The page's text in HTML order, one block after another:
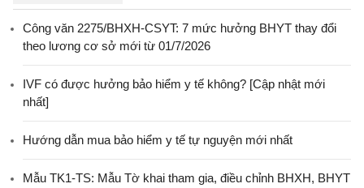
Công văn 2275/BHXH-CSYT: 7 mức hưởng BHYT thay đổi
theo lương cơ sở mới từ 01/7/2026
IVF có được hưởng bảo hiểm y tế không? [Cập nhật mới
nhất]
Hướng dẫn mua bảo hiểm y tế tự nguyện mới nhất
Mẫu TK1-TS: Mẫu Tờ khai tham gia, điều chỉnh BHXH, BHYT